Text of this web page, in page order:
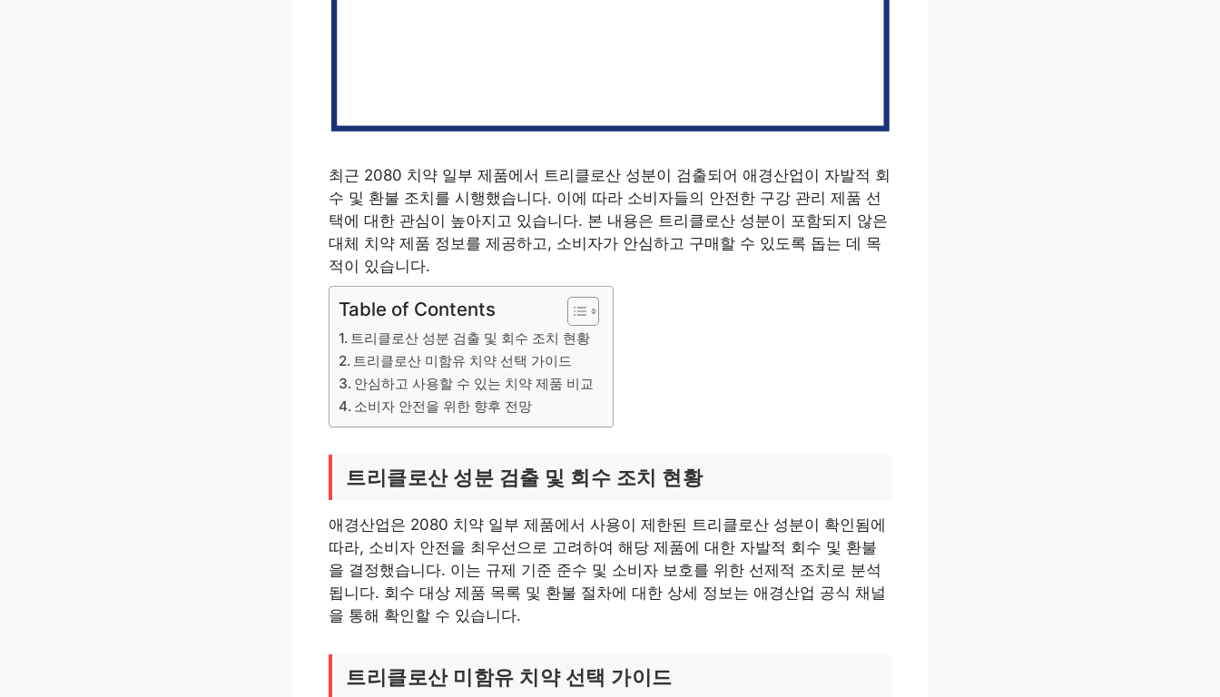
최근 2080 치약 일부 제품에서 트리클로산 성분이 검출되어 애경산업이 자발적 회
수 및 환불 조치를 시행했습니다. 이에 따라 소비자들의 안전한 구강 관리 제품 선
택에 대한 관심이 높아지고 있습니다. 본 내용은 트리클로산 성분이 포함되지 않은
대체 치약 제품 정보를 제공하고, 소비자가 안심하고 구매할 수 있도록 돕는 데 목
적이 있습니다.
Table of Contents
트리클로산 성분 검출 및 회수 조치 현황
트리클로산 미함유 치약 선택 가이드
안심하고 사용할 수 있는 치약 제품 비교
소비자 안전을 위한 향후 전망
트리클로산 성분 검출 및 회수 조치 현황
애경산업은 2080 치약 일부 제품에서 사용이 제한된 트리클로산 성분이 확인됨에
따라, 소비자 안전을 최우선으로 고려하여 해당 제품에 대한 자발적 회수 및 환불
을 결정했습니다. 이는 규제 기준 준수 및 소비자 보호를 위한 선제적 조치로 분석
됩니다. 회수 대상 제품 목록 및 환불 절차에 대한 상세 정보는 애경산업 공식 채널
을 통해 확인할 수 있습니다.
트리클로산 미함유 치약 선택 가이드